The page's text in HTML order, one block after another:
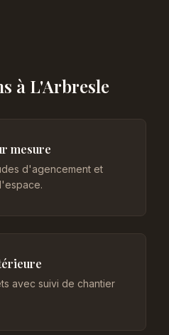
à L'Arbresle
mesure
d'agencement et
avec suivi de chantier